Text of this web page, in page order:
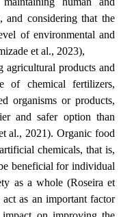
and considering that the
of environmental and
et al., 2023),
agricultural products and
of chemical fertilizers,
organisms or products,
and safer option than
al., 2021). Organic food
chemicals, that is,
beneficial for individual
as a whole (Roseira et
as an important factor